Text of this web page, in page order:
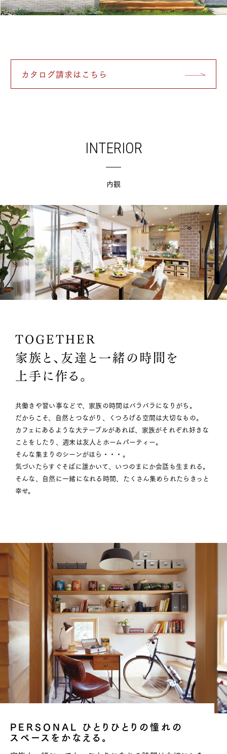
カタログ請求はこちら
INTERIOR
内観
TOGETHER
家族と、友達と一緒の時間を
上手に作る。
共働きや習い事などで、家族の時間はバラバラになりがち。
だからこそ、自然とつながり、くつろげる空間は大切なもの。
カフェにあるような大テーブルがあれば、家族がそれぞれ好きな
ことをしたり、週末は友人とホームパーティー。
そんな集まりのシーンがほら・・・。
気づいたらすぐそばに誰かいて、いつのまにか会話も生まれる。
そんな、自然に一緒になれる時間、たくさん集められたらきっと
幸せ。
PERSONAL ひとりひとりの憧れの
スペースをかなえる。